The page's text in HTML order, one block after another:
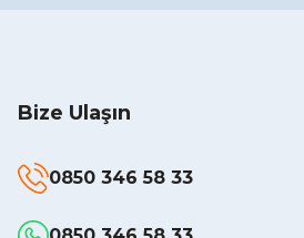
Bize Ulaşın
0850 346 58 33